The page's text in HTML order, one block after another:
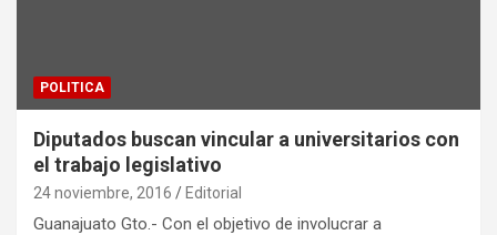
POLITICA
Diputados buscan vincular a universitarios con
el trabajo legislativo
24 noviembre, 2016 Editorial
Guanajuato Gto.- Con el objetivo de involucrar a